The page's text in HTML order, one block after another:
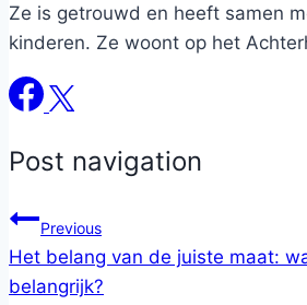
Ze is getrouwd en heeft samen
kinderen. Ze woont op het
Post navigation
Previous
Het belang van de juiste maat:
belangrijk?